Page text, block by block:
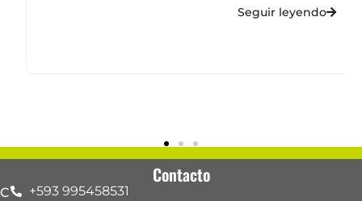
Seguir leyendo
C
Contacto
+593 995458531